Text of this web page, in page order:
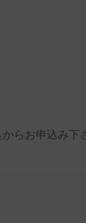
からお申込み下